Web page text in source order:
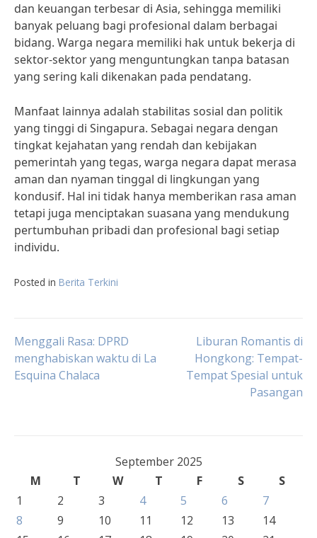
dan keuangan terbesar di Asia, sehingga memiliki
banyak peluang bagi profesional dalam berbagai
bidang. Warga negara memiliki hak untuk bekerja di
sektor-sektor yang menguntungkan tanpa batasan
yang sering kali dikenakan pada pendatang.
Manfaat lainnya adalah stabilitas sosial dan politik
yang tinggi di Singapura. Sebagai negara dengan
tingkat kejahatan yang rendah dan kebijakan
pemerintah yang tegas, warga negara dapat merasa
aman dan nyaman tinggal di lingkungan yang
kondusif. Hal ini tidak hanya memberikan rasa aman
tetapi juga menciptakan suasana yang mendukung
pertumbuhan pribadi dan profesional bagi setiap
individu.
Posted in Berita Terkini
Post
navigation
Menggali Rasa: DPRD
menghabiskan waktu di La
Esquina Chalaca
Liburan Romantis di
Hongkong: Tempat-
Tempat Spesial untuk
Pasangan
September 2025
M
T W T F S
S
1
2 3 4 5 6
7
8
9 10 11 12 13
14